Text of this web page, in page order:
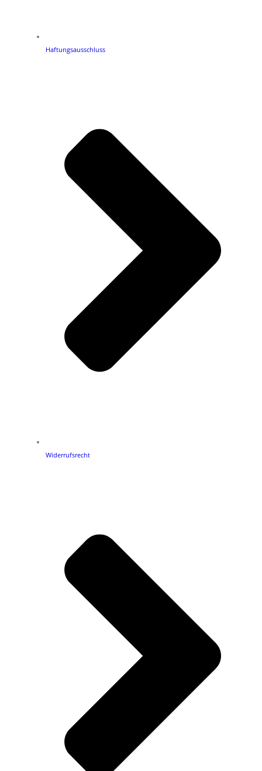
Haftungsausschluss
Widerrufsrecht